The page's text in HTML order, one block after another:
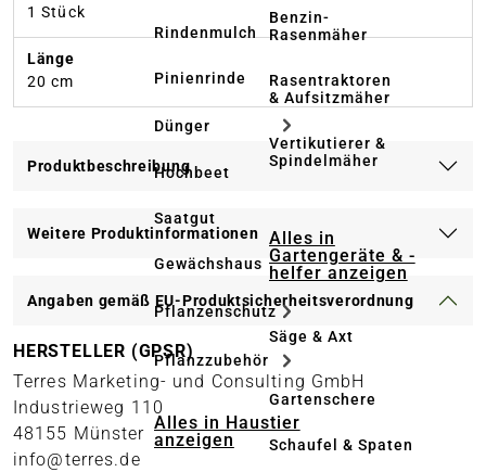
Rindenmulch
Pinienrinde
Dünger
Hochbeet
Saatgut
Gewächshaus
Pflanzenschutz
Pflanzzubehör
Alles in Haustier
anzeigen
Benzin-
Rasenmäher
Rasentraktoren
& Aufsitzmäher
Vertikutierer &
Spindelmäher
Alles in
Gartengeräte & -
helfer anzeigen
Säge & Axt
Gartenschere
Schaufel & Spaten
1 Stück
Länge
20 cm
Produktbeschreibung
Weitere Produktinformationen
Angaben gemäß EU-Produktsicherheitsverordnung
HERSTELLER (GPSR)
Terres Marketing- und Consulting GmbH
Industrieweg 110
48155 Münster
info@terres.de